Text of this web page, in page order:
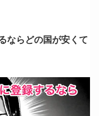
ならどの国が安くて